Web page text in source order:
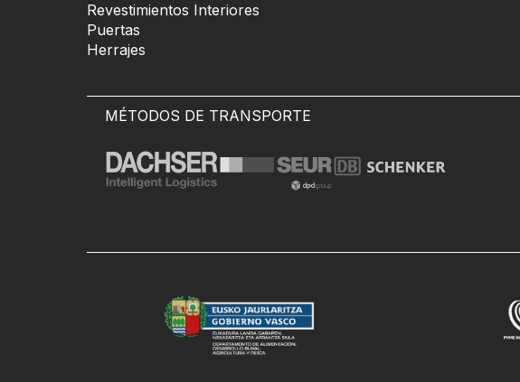
Revestimientos Interiores
Puertas
Herrajes
MÉTODOS DE TRANSPORTE